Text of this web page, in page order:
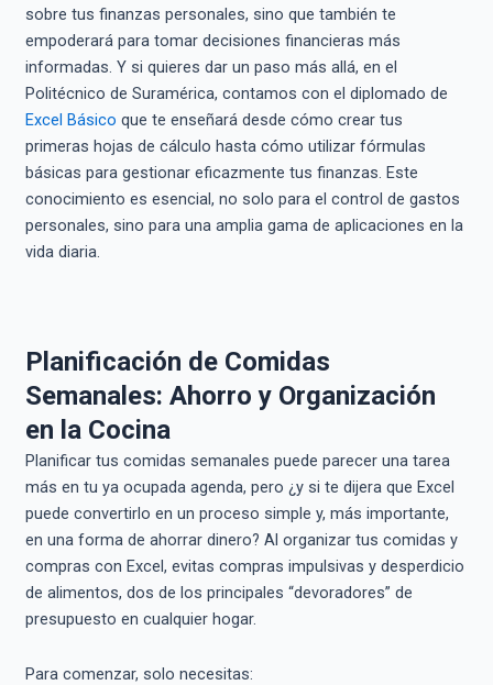
sobre tus finanzas personales, sino que también te
empoderará para tomar decisiones financieras más
informadas. Y si quieres dar un paso más allá, en el
Politécnico de Suramérica, contamos con el diplomado de
Excel Básico que te enseñará desde cómo crear tus
primeras hojas de cálculo hasta cómo utilizar fórmulas
básicas para gestionar eficazmente tus finanzas. Este
conocimiento es esencial, no solo para el control de gastos
personales, sino para una amplia gama de aplicaciones en la
vida diaria.
Planificación de Comidas
Semanales: Ahorro y Organización
en la Cocina
Planificar tus comidas semanales puede parecer una tarea
más en tu ya ocupada agenda, pero ¿y si te dijera que Excel
puede convertirlo en un proceso simple y, más importante,
en una forma de ahorrar dinero? Al organizar tus comidas y
compras con Excel, evitas compras impulsivas y desperdicio
de alimentos, dos de los principales “devoradores” de
presupuesto en cualquier hogar.
Para comenzar, solo necesitas: